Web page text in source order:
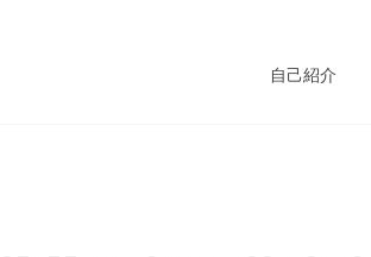
自己紹介